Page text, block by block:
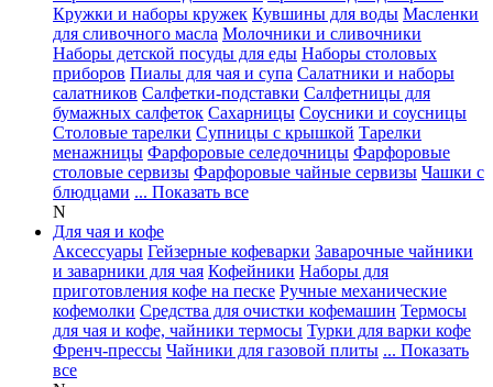
Кружки и наборы кружек Кувшины для воды Масленки
для сливочного масла Молочники и сливочники
Наборы детской посуды для еды Наборы столовых
приборов Пиалы для чая и супа Салатники и наборы
салатников Салфетки-подставки Салфетницы для
бумажных салфеток Сахарницы Соусники и соусницы
Столовые тарелки Супницы с крышкой Тарелки
менажницы Фарфоровые селедочницы Фарфоровые
столовые сервизы Фарфоровые чайные сервизы Чашки с
блюдцами ... Показать все
N
Для чая и кофе
Аксессуары Гейзерные кофеварки Заварочные чайники
и заварники для чая Кофейники Наборы для
приготовления кофе на песке Ручные механические
кофемолки Средства для очистки кофемашин Термосы
для чая и кофе, чайники термосы Турки для варки кофе
Френч-прессы Чайники для газовой плиты ... Показать
все